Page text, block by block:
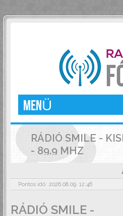
MENÜ
RÁDIÓ SMILE -
- 89.9 MHZ
Pontos idő: 2026.08.09. 12:46
RÁDIÓ SMILE -